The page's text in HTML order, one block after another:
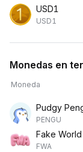
USD1
USD1
Monedas en
Moneda
Pudgy
PENGU
Fake World
FWA